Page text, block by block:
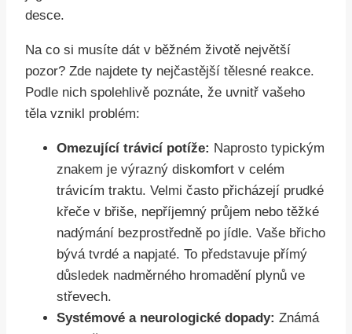
Na co si musíte dát v běžném životě největší
pozor? Zde najdete ty nejčastější tělesné reakce.
Podle nich spolehlivě poznáte, že uvnitř vašeho
těla vznikl problém:
Omezující trávicí potíže: Naprosto typickým
znakem je výrazný diskomfort v celém
trávicím traktu. Velmi často přicházejí prudké
křeče v břiše, nepříjemný průjem nebo těžké
nadýmání bezprostředně po jídle. Vaše břicho
bývá tvrdé a napjaté. To představuje přímý
důsledek nadměrného hromadění plynů ve
střevech.
Systémové a neurologické dopady: Známá